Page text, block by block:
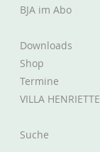
BJA im Abo
Downloads
Shop
Termine
VILLA HENRIETTE
Suche